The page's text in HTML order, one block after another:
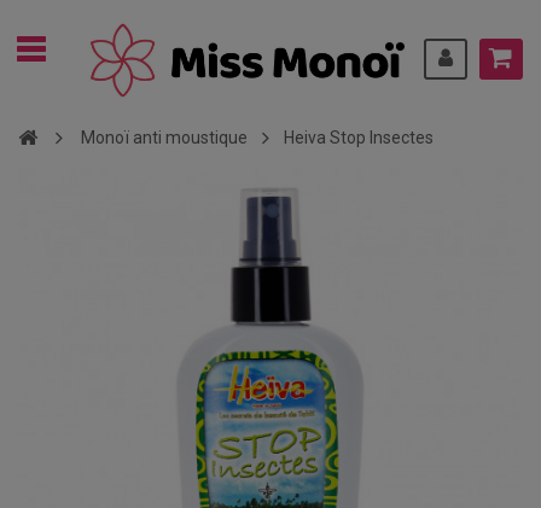
Monoï anti moustique Heiva Stop Insectes